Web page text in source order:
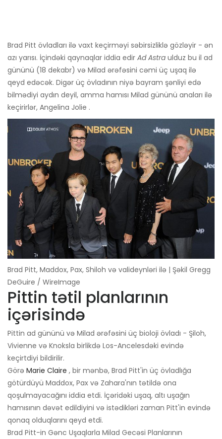
Brad Pitt övladları ilə vaxt keçirməyi səbirsizliklə gözləyir - ən
azı yarısı. İçindəki qaynaqlar iddia edir Ad Astra ulduz bu il ad
gününü (18 dekabr) və Milad ərəfəsini cəmi üç uşaq ilə
qeyd edəcək. Digər üç övladının niyə bayram şənliyi edə
bilmədiyi aydın deyil, amma hamısı Milad gününü anaları ilə
keçirirlər, Angelina Jolie .
Brad Pitt, Maddox, Pax, Shiloh və valideynləri ilə | Şəkil Gregg
DeGuire / WireImage
Pittin tətil planlarının
içərisində
Pittin ad gününü və Milad ərəfəsini üç bioloji övladı - Şiloh,
Vivienne və Knoksla birlikdə Los-Ancelesdəki evində
keçirtdiyi bildirilir.
Görə Marie Claire , bir mənbə, Brad Pitt'in üç övladlığa
götürdüyü Maddox, Pax və Zahara'nın tətildə ona
qoşulmayacağını iddia etdi. İçəridəki uşaq, altı uşağın
hamısının dəvət edildiyini və istədikləri zaman Pitt'in evində
qonaq olduqlarını qeyd etdi.
Brad Pitt-in Gənc Uşaqlarla Milad Gecəsi Planlarının